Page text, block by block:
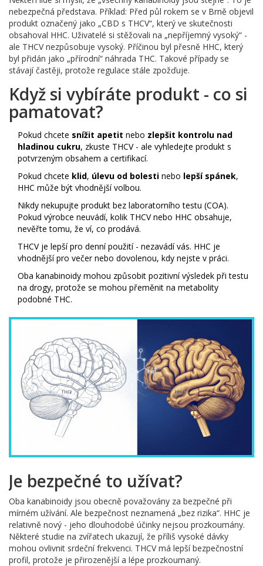
nebezpečná představa. Příklad: Před půl rokem se v Brně objevil
produkt označený jako „CBD s THCV“, který ve skutečnosti
obsahoval HHC. Uživatelé si stěžovali na „nepříjemný vysoký“ -
ale THCV nezpůsobuje vysoký. Příčinou byl přesně HHC, který
byl přidán jako „přírodní“ náhrada THC. Takové případy se
stávají častěji, protože regulace stále zpožďuje.
Když si vybíráte produkt - co si
pamatovat?
Pokud chcete snížit apetit nebo zlepšit kontrolu nad
hladinou cukru, zkuste THCV - ale vyhledejte produkt s
potvrzeným obsahem a certifikací.
Pokud chcete klid, úlevu od bolesti nebo lepší spánek,
HHC může být vhodnější volbou.
Nikdy nekupujte produkt bez laboratorního testu (COA).
Pokud výrobce neuvádí, kolik THCV nebo HHC obsahuje,
nevěřte tomu, že ví, co prodává.
THCV je lepší pro denní použití - nezavádí vás. HHC je
vhodnější pro večer nebo dovolenou, kdy nejste v práci.
Oba kanabinoidy mohou způsobit pozitivní výsledek při testu
na drogy, protože se mohou přeměnit na metabolity
podobné THC.
Je bezpečné to užívat?
Oba kanabinoidy jsou obecně považovány za bezpečné při
mírném užívání. Ale bezpečnost neznamená „bez rizika“. HHC je
relativně nový - jeho dlouhodobé účinky nejsou prozkoumány.
Některé studie na zvířatech ukazují, že příliš vysoké dávky
mohou ovlivnit srdeční frekvenci. THCV má lepší bezpečnostní
profil, protože je přirozenější a lépe prozkoumaný.